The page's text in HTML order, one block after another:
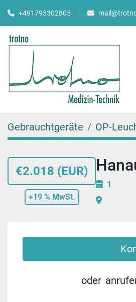
+491795302805
Gebrauchtgeräte OP-
€2.018 (EUR)
+19 % MwSt.
1
oder